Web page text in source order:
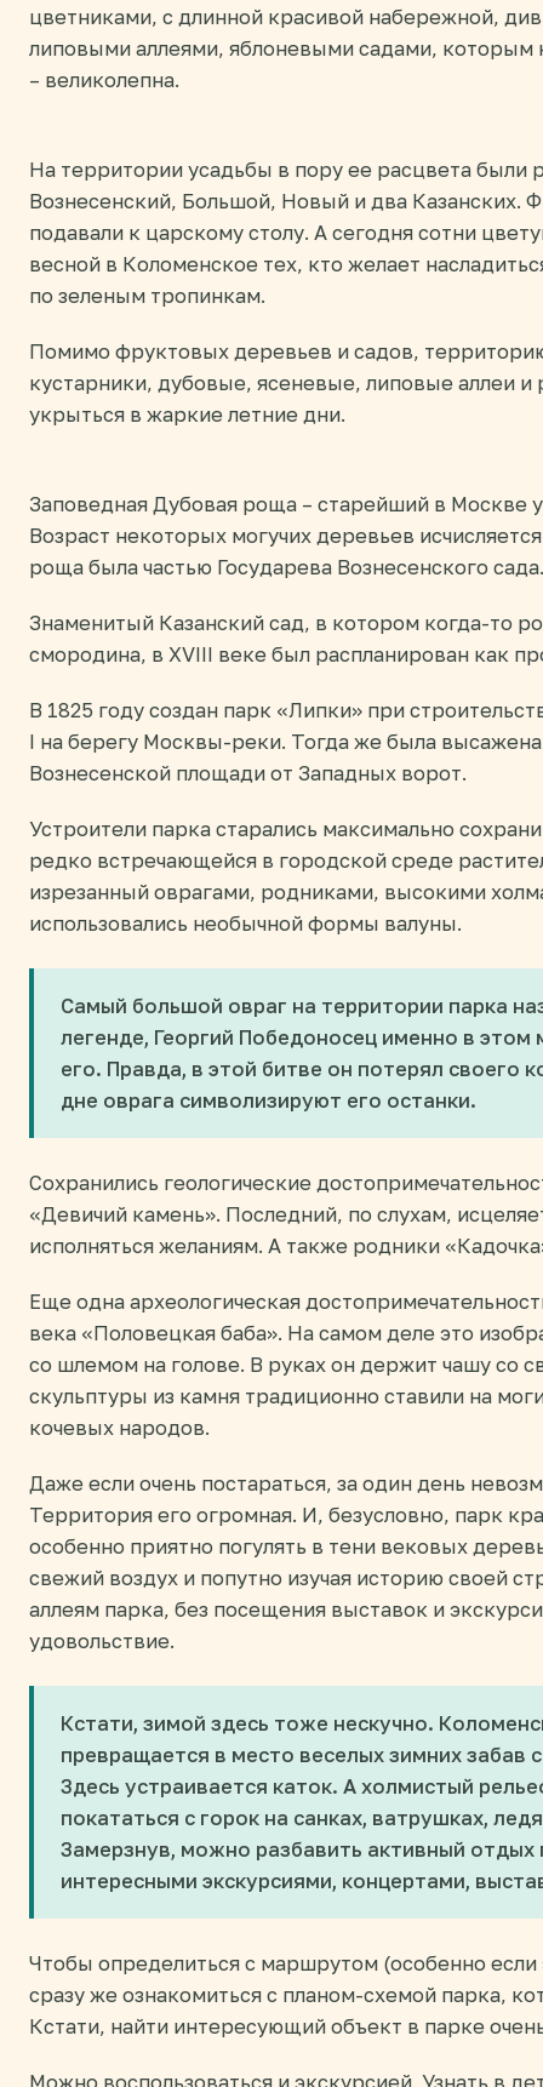
цветниками, с длинной красивой набережной,
липовыми аллеями, яблоневыми садами, которым
– великолепна.
На территории усадьбы в пору ее расцвета были
Вознесенский, Большой, Новый и два
подавали к царскому столу. А сегодня сотни
весной в Коломенское тех, кто желает
по зеленым тропинкам.
Помимо фруктовых деревьев и садов,
кустарники, дубовые, ясеневые, липовые аллеи
укрыться в жаркие летние дни.
Заповедная Дубовая роща – старейший в Москве
Возраст некоторых могучих деревьев
роща была частью Государева Вознесенского сада.
Знаменитый Казанский сад, в котором когда-то
смородина, в XVIII веке был распланирован как
В 1825 году создан парк «Липки» при
I на берегу Москвы-реки. Тогда же была
Вознесенской площади от Западных ворот.
Устроители парка старались максимально
редко встречающейся в городской среде
изрезанный оврагами, родниками, высокими
использовались необычной формы валуны.
Самый большой овраг на территории парка
легенде, Георгий Победоносец именно в этом
его. Правда, в этой битве он потерял своего
дне оврага символизируют его останки.
Сохранились геологические
«Девичий камень». Последний, по слухам,
исполняться желаниям. А также родники
Еще одна археологическая
века «Половецкая баба». На самом деле это
со шлемом на голове. В руках он держит чашу со
скульптуры из камня традиционно ставили на
кочевых народов.
Даже если очень постараться, за один день
Территория его огромная. И, безусловно, парк
особенно приятно погулять в тени вековых
свежий воздух и попутно изучая историю своей
аллеям парка, без посещения выставок и
удовольствие.
Кстати, зимой здесь тоже нескучно.
превращается в место веселых зимних забав
Здесь устраивается каток. А холмистый
покататься с горок на санках, ватрушках,
Замерзнув, можно разбавить активный отдых
интересными экскурсиями, концертами,
Чтобы определиться с маршрутом (особенно
сразу же ознакомиться с планом-схемой парка,
Кстати, найти интересующий объект в парке